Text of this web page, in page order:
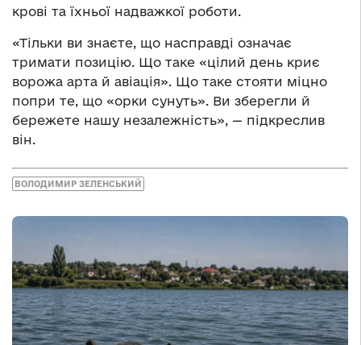
крові та їхньої надважкої роботи.
«Тільки ви знаєте, що насправді означає
тримати позицію. Що таке «цілий день криє
ворожа арта й авіація». Що таке стояти міцно
попри те, що «орки сунуть». Ви зберегли й
бережете нашу незалежність», — підкреслив
він.
ВОЛОДИМИР ЗЕЛЕНСЬКИЙ